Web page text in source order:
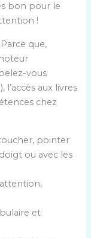
bon pour le
!
que,
vous
l’accès aux livres
chez
pointer
ou avec les
et